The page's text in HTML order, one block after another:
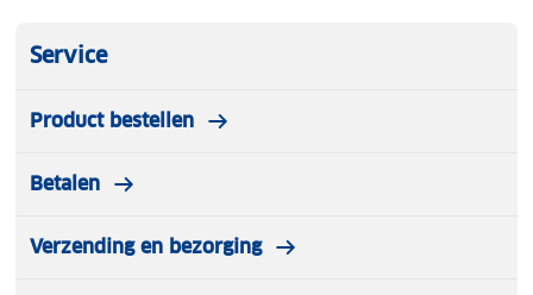
Service
Product bestellen
Betalen
Verzending en bezorging